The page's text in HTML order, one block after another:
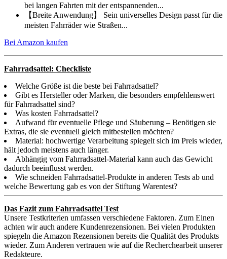
bei langen Fahrten mit der entspannenden...
【Breite Anwendung】 Sein universelles Design passt für die
meisten Fahrräder wie Straßen...
Bei Amazon kaufen
Fahrradsattel: Checkliste
Welche Größe ist die beste bei Fahrradsattel?
Gibt es Hersteller oder Marken, die besonders empfehlenswert
für Fahrradsattel sind?
Was kosten Fahrradsattel?
Aufwand für eventuelle Pflege und Säuberung – Benötigen sie
Extras, die sie eventuell gleich mitbestellen möchten?
Material: hochwertige Verarbeitung spiegelt sich im Preis wieder,
hält jedoch meistens auch länger.
Abhängig vom Fahrradsattel-Material kann auch das Gewicht
dadurch beeinflusst werden.
Wie schneiden Fahrradsattel-Produkte in anderen Tests ab und
welche Bewertung gab es von der Stiftung Warentest?
Das Fazit zum Fahrradsattel Test
Unsere Testkriterien umfassen verschiedene Faktoren. Zum Einen
achten wir auch andere Kundenrezensionen. Bei vielen Produkten
spiegeln die Amazon Rezensionen bereits die Qualität des Produkts
wieder. Zum Anderen vertrauen wie auf die Recherchearbeit unserer
Redakteure.